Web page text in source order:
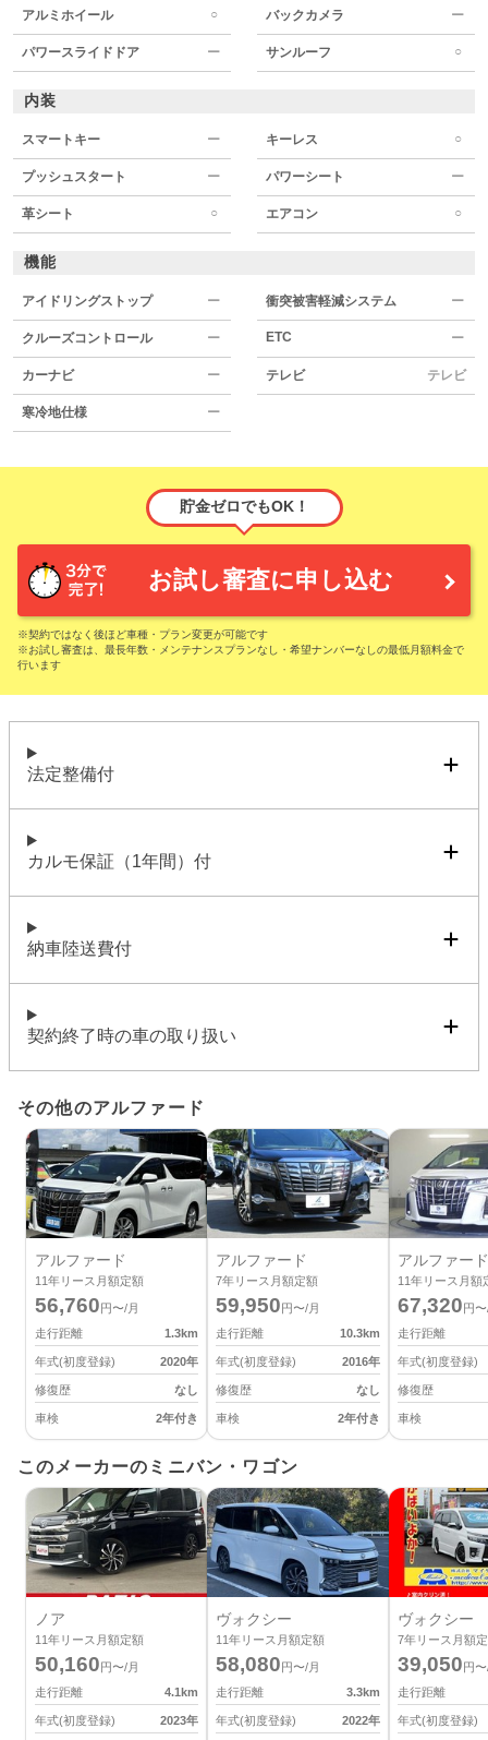
アルミホイール ○ バックカメラ ー
パワースライドドア ー サンルーフ ○
内装
スマートキー ー キーレス ○
プッシュスタート ー パワーシート ー
革シート ○ エアコン ○
機能
アイドリングストップ ー 衝突被害軽減システム ー
クルーズコントロール ー ETC ー
カーナビ ー テレビ テレビ
寒冷地仕様 ー
貯金ゼロでもOK！
お試し審査に申し込む
※契約ではなく後ほど車種・プラン変更が可能です
※お試し審査は、最長年数・メンテナンスプランなし・希望ナンバーなしの最低月額料金で
行います
法定整備付
カルモ保証（1年間）付
納車陸送費付
契約終了時の車の取り扱い
その他のアルファード
アルファード
11年リース月額定額
56,760円〜/月
走行距離
1.3km
年式(初度登録) 2020年
修復歴 なし
車検 2年付き
アルファード
7年リース月額定額
59,950円〜/月
走行距離
10.3km
年式(初度登録) 2016年
修復歴 なし
車検 2年付き
アルファード
11年リース月額
67,320円
走行距離
年式(初度登録)
修復歴
車検
このメーカーのミニバン・ワゴン
ノア
11年リース月額定額
50,160円〜/月
走行距離
4.1km
年式(初度登録) 2023年
ヴォクシー
11年リース月額定額
58,080円〜/月
走行距離
3.3km
年式(初度登録) 2022年
ヴォクシー
7年リース月額
39,050円
走行距離
年式(初度登録)